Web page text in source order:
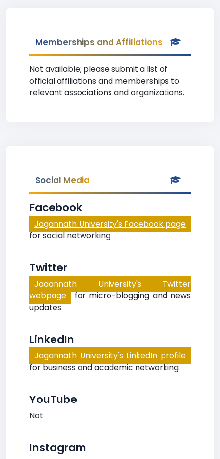
Memberships and Affiliations
Not available; please submit a list of
official affiliations and memberships to
relevant associations and organizations.
Social Media
Facebook
Jagannath University's Facebook page
for social networking
Twitter
Jagannath University's Twitter
webpage for micro-blogging and news
updates
LinkedIn
Jagannath University's LinkedIn profile
for business and academic networking
YouTube
Not
Instagram